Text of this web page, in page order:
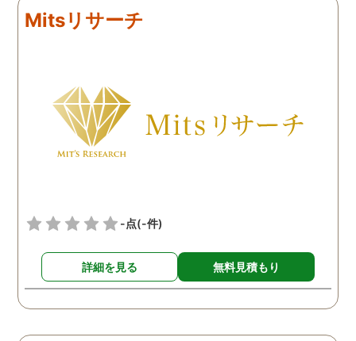
れば、まずは相談だけで
り報告書を頂けたので前に
向かって進めそうです。
ちろんゴミ出し場に出す
風で飛んできたのかと思
い、気にせずいましたが
ラに写っていたのは近隣
民の方で、あいさつ程度
する関係の人でした。明
かに家の前を通るときに
りげなくゴミを捨ててお
Mitsリサーチ
-点(-件)
詳細を見る 無料見積もり